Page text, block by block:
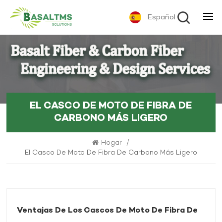
Español
EL CASCO DE MOTO DE FIBRA DE
CARBONO MÁS LIGERO
Hogar /
El Casco De Moto De Fibra De Carbono Más Ligero
Ventajas De Los Cascos De Moto De Fibra De